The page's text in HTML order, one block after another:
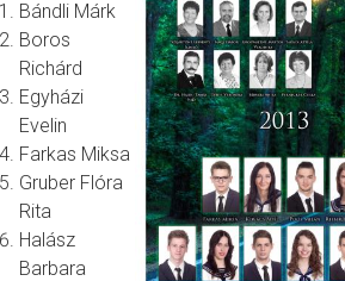
Bándli Márk
Boros
Richárd
Egyházi
Evelin
Farkas Miksa
Gruber Flóra
Rita
Halász
Barbara